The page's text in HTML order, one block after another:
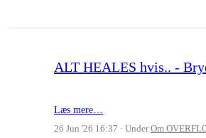
ALT HEALES hvis.. -
Læs mere…
26 Jun '26 16:37
UnderOm